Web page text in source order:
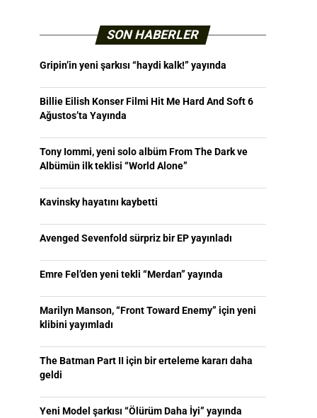
SON HABERLER
Gripin’in yeni şarkısı “haydi kalk!” yayında
Billie Eilish Konser Filmi Hit Me Hard And Soft 6
Ağustos’ta Yayında
Tony Iommi, yeni solo albüm From The Dark ve
Albümün ilk teklisi “World Alone”
Kavinsky hayatını kaybetti
Avenged Sevenfold sürpriz bir EP yayınladı
Emre Fel’den yeni tekli “Merdan” yayında
Marilyn Manson, “Front Toward Enemy” için yeni
klibini yayımladı
The Batman Part II için bir erteleme kararı daha
geldi
Yeni Model şarkısı “Ölürüm Daha İyi” yayında